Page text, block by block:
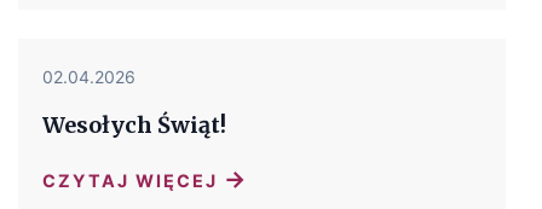
02.04.2026
Wesołych Świąt!
CZYTAJ WIĘCEJ →